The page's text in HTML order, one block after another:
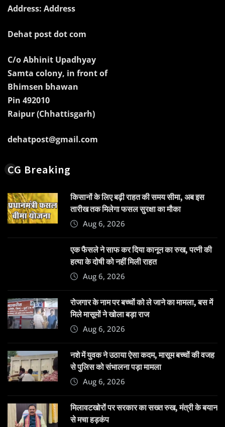
Address: Address
Dehat post dot com
C/o Abhinit Upadhyay
Samta colony, in front of
Bhimsen bhawan
Pin 492010
Raipur (Chhattisgarh)
dehatpost@gmail.com
CG Breaking
किसानों के लिए बढ़ी राहत की समय सीमा, अब इस
तारीख तक मिलेगा फसल सुरक्षा का मौका
Aug 6, 2026
एक फैसले ने साफ कर दिया कानून का रुख, पत्नी की
हत्या के दोषी को नहीं मिली राहत
Aug 6, 2026
रोजगार के नाम पर बच्चों को ले जाने का मामला, बस में
मिले मासूमों ने खोला बड़ा राज
Aug 6, 2026
नशे में युवक ने उठाया ऐसा कदम, मासूम बच्चों की वजह
से पुलिस को संभालना पड़ा मामला
Aug 6, 2026
मिलावटखोरों पर सरकार का सख्त रुख, मंत्री के बयान
से मचा हड़कंप